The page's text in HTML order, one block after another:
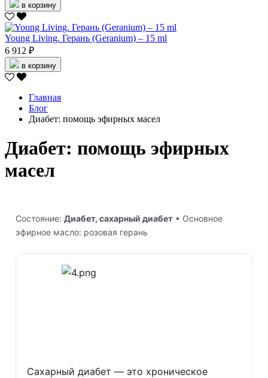
в корзину
Young Living. Герань (Geranium) – 15 ml
6 912 ₽
в корзину
Главная
Блог
Диабет: помощь эфирных масел
Диабет: помощь эфирных
масел
Состояние: Диабет, сахарный диабет • Основное
эфирное масло: розовая герань
Сахарный диабет — это хроническое